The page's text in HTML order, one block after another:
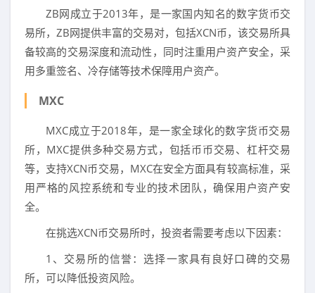
ZB网成立于2013年，是一家国内知名的数字货币交
易所，ZB网提供丰富的交易对，包括XCN币，该交易所具
备较高的交易深度和流动性，同时注重用户资产安全，采
用多重签名、冷存储等技术保障用户资产。
MXC
MXC成立于2018年，是一家全球化的数字货币交易
所，MXC提供多种交易方式，包括币币交易、杠杆交易
等，支持XCN币交易，MXC在安全方面具有较高标准，采
用严格的风控系统和专业的技术团队，确保用户资产安
全。
在挑选XCN币交易所时，投资者需要考虑以下因素：
1、交易所的信誉：选择一家具有良好口碑的交易
所，可以降低投资风险。